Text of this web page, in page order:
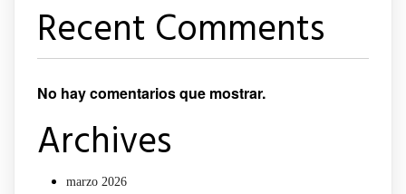
Recent Comments
No hay comentarios que mostrar.
Archives
marzo 2026